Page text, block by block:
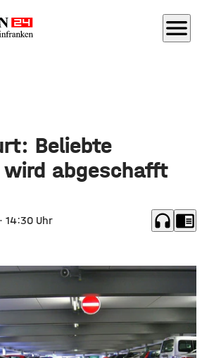
menu
Beliebte
abgeschafft
· 14:30 Uhr headphones chrome_reader_mode